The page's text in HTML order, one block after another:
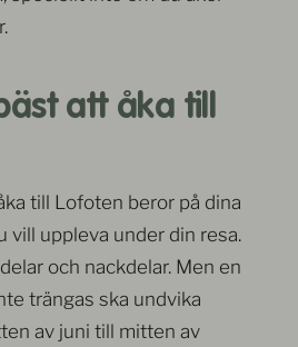
att åka till
till Lofoten beror på dina
vill uppleva under din resa.
och nackdelar. Men en
trängas ska undvika
av juni till mitten av